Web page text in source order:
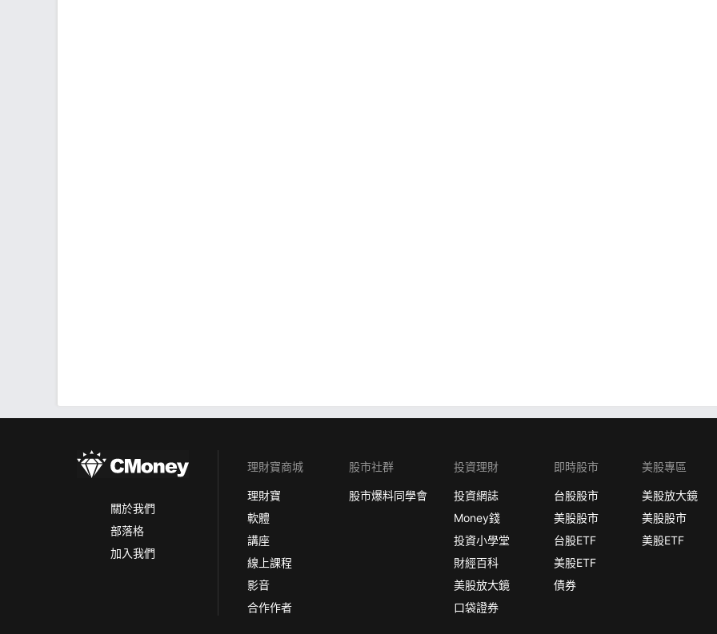
關於我們
部落格
加入我們
理財寶商城
理財寶
軟體
講座
線上課程
影音
合作作者
股市社群
股市爆料同學會
投資理財
投資網誌
Money錢
投資小學堂
財經百科
美股放大鏡
口袋證券
即時股市
台股股市
美股股市
台股ETF
美股ETF
債券
美股專區
美股放大鏡
美股股市
美股ETF